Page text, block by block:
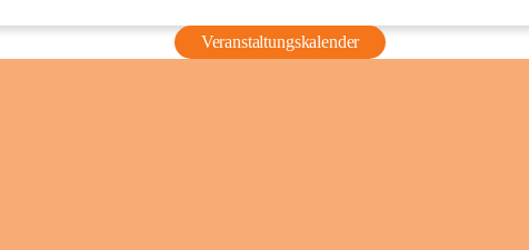
Veranstaltungskalender